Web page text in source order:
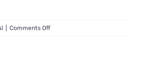
Comments Offon